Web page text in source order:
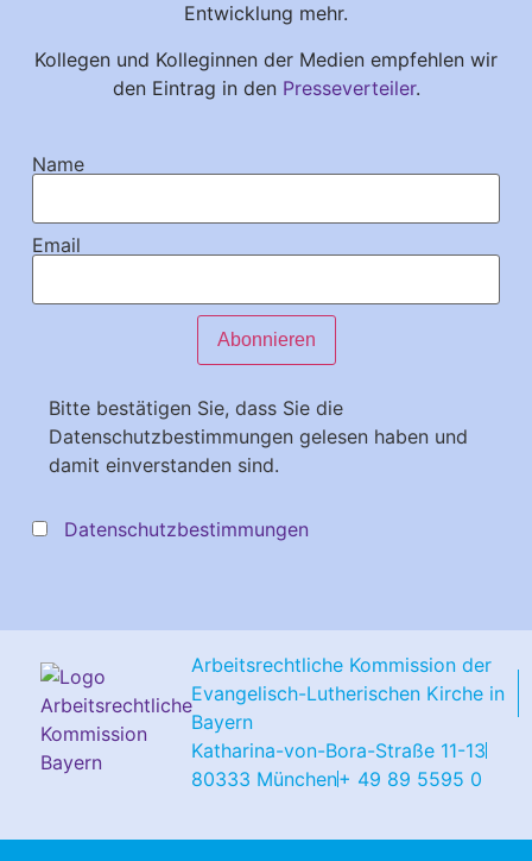
Entwicklung mehr.
Kollegen und Kolleginnen der Medien empfehlen wir
den Eintrag in den Presseverteiler.
Name
Email
Bitte bestätigen Sie, dass Sie die
Datenschutzbestimmungen gelesen haben und
damit einverstanden sind.
Datenschutzbestimmungen
Arbeitsrechtliche Kommission der
Evangelisch-Lutherischen Kirche in
Bayern
Katharina-von-Bora-Straße 11-13
80333 München+ 49 89 5595 0